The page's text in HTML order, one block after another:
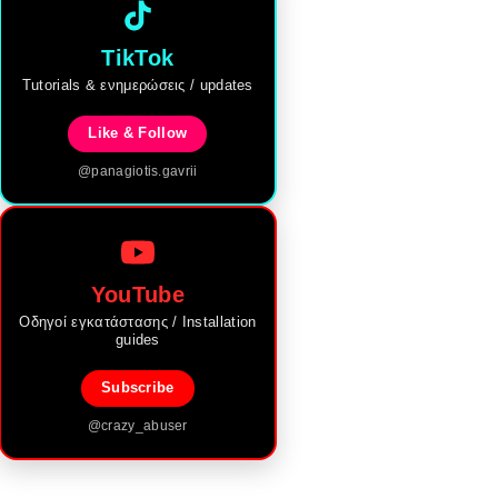
TikTok
Tutorials & ενημερώσεις / updates
Like & Follow
@panagiotis.gavrii
YouTube
Οδηγοί εγκατάστασης / Installation
guides
Subscribe
@crazy_abuser